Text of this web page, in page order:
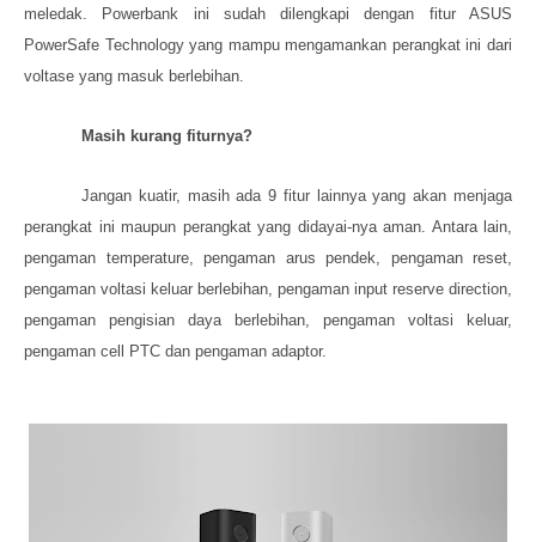
meledak.
Powerbank ini sudah dilengkapi dengan fitur ASUS
PowerSafe Technologyyang mampu mengamankan perangkat ini dari
voltase yang masuk berlebihan.
Masih kurang fiturnya?
Jangan kuatir, masih ada 9 fitur lainnya yang akan menjaga
perangkat ini maupun perangkat yang didayai-nya aman. Antara lain,
pengaman temperature, pengaman arus pendek, pengaman reset,
pengaman voltasi keluar berlebihan, pengaman input reserve direction,
pengaman pengisian daya berlebihan, pengaman voltasi keluar,
pengaman cell PTC dan pengaman adaptor.